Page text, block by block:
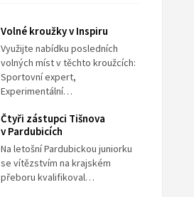
Volné kroužky v Inspiru
Využijte nabídku posledních
volných míst v těchto kroužcích:
Sportovní expert,
Experimentální…
Čtyři zástupci Tišnova
v Pardubicích
Na letošní Pardubickou juniorku
se vítězstvím na krajském
přeboru kvalifikoval…